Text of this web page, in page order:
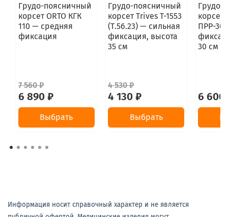
Грудо-поясничный
корсет ORTO КГК
110 — средняя
фиксация
7 560 ₽
6 890 ₽
Выбрать
Грудо-поясничный
корсет Trives T-1553
(Т.56.23) — сильная
фиксация, высота
35 см
4 530 ₽
4 130 ₽
Выбрать
Грудо-
корсет
ПРР-
30 см
6 600
Информация носит справочный характер и не является